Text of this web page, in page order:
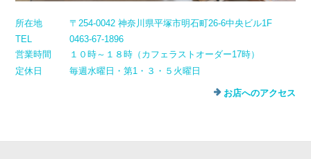
所在地
〒254-0042 神奈川県平塚市明石町26-6中央ビル1F
TEL
0463-67-1896
営業時間
１０時～１８時（カフェラストオーダー17時）
定休日
毎週水曜日・第1・３・５火曜日
お店へのアクセス